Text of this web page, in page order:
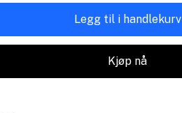
Legg til i handlekurv
Kjøp nå